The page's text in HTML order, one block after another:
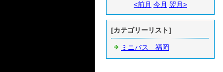
<前月 今月 翌月>
[カテゴリーリスト]
ミニバス 福岡